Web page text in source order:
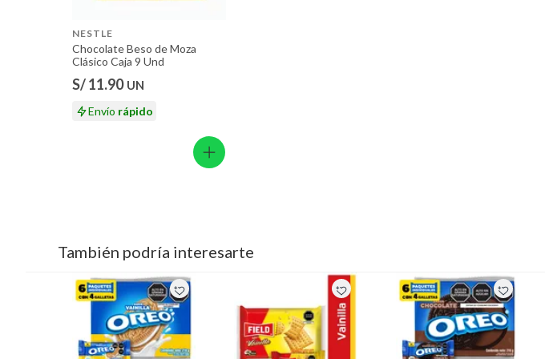
NESTLE
Chocolate Beso de Moza
Clásico Caja 9 Und
S/ 11.90 UN
Envío rápido
También podría interesarte